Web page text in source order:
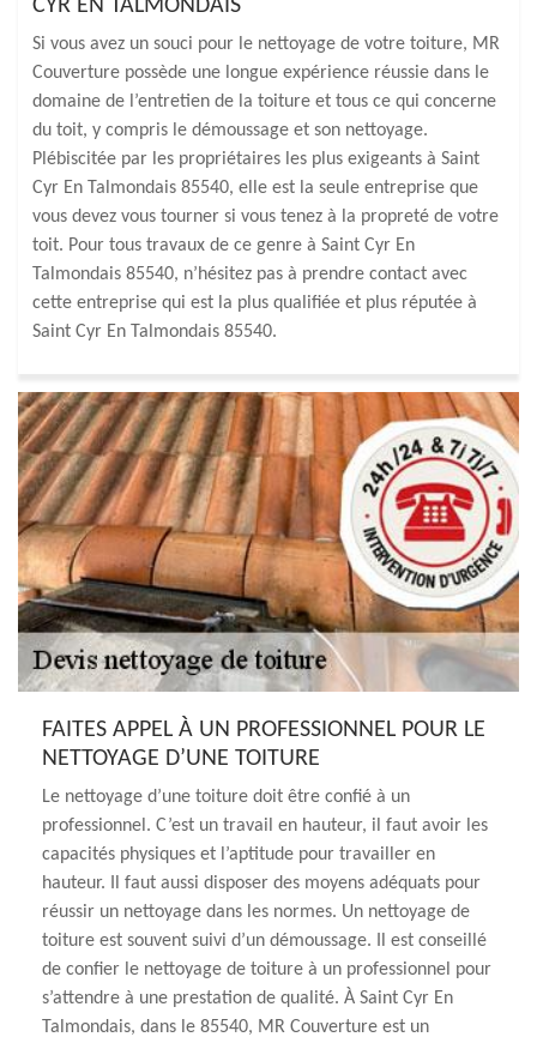
CYR EN TALMONDAIS
Si vous avez un souci pour le nettoyage de votre toiture, MR
Couverture possède une longue expérience réussie dans le
domaine de l’entretien de la toiture et tous ce qui concerne
du toit, y compris le démoussage et son nettoyage.
Plébiscitée par les propriétaires les plus exigeants à Saint
Cyr En Talmondais 85540, elle est la seule entreprise que
vous devez vous tourner si vous tenez à la propreté de votre
toit. Pour tous travaux de ce genre à Saint Cyr En
Talmondais 85540, n’hésitez pas à prendre contact avec
cette entreprise qui est la plus qualifiée et plus réputée à
Saint Cyr En Talmondais 85540.
FAITES APPEL À UN PROFESSIONNEL POUR LE
NETTOYAGE D’UNE TOITURE
Le nettoyage d’une toiture doit être confié à un
professionnel. C’est un travail en hauteur, il faut avoir les
capacités physiques et l’aptitude pour travailler en
hauteur. Il faut aussi disposer des moyens adéquats pour
réussir un nettoyage dans les normes. Un nettoyage de
toiture est souvent suivi d’un démoussage. Il est conseillé
de confier le nettoyage de toiture à un professionnel pour
s’attendre à une prestation de qualité. À Saint Cyr En
Talmondais, dans le 85540, MR Couverture est un